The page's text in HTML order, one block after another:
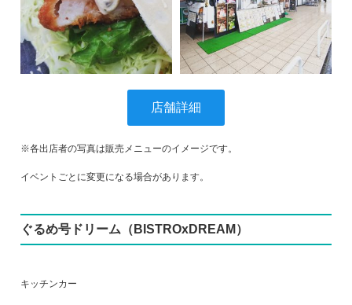
店舗詳細
※各出店者の写真は販売メニューのイメージです。
イベントごとに変更になる場合があります。
ぐるめ号ドリーム（BISTROxDREAM）
キッチンカー